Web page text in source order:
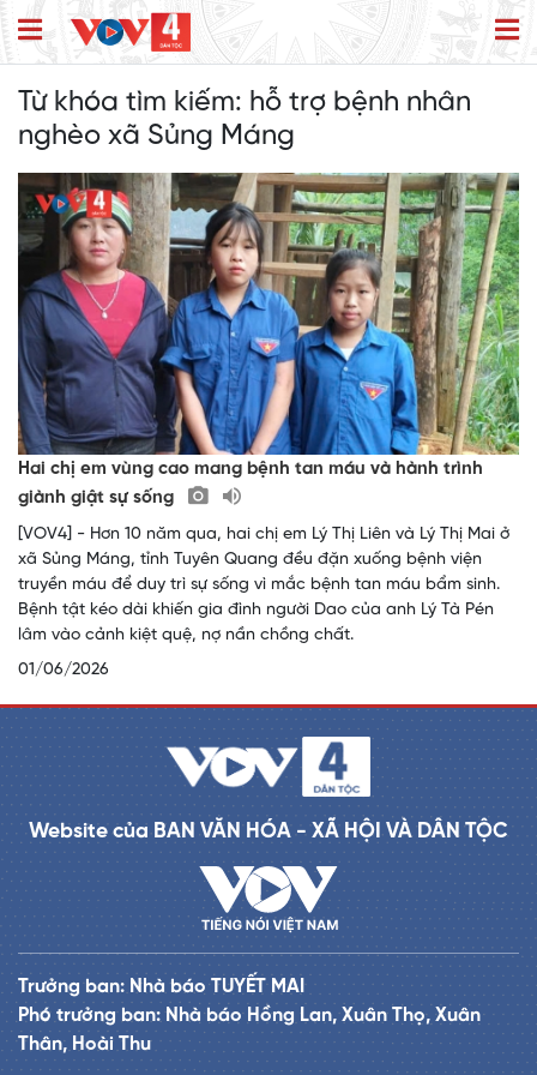
Từ khóa tìm kiếm: hỗ trợ bệnh nhân
nghèo xã Sủng Máng
Hai chị em vùng cao mang bệnh tan máu và hành trình
giành giật sự sống
[VOV4] - Hơn 10 năm qua, hai chị em Lý Thị Liên và Lý Thị Mai ở
xã Sủng Máng, tỉnh Tuyên Quang đều đặn xuống bệnh viện
truyền máu để duy trì sự sống vì mắc bệnh tan máu bẩm sinh.
Bệnh tật kéo dài khiến gia đình người Dao của anh Lý Tà Pén
lâm vào cảnh kiệt quệ, nợ nần chồng chất.
01/06/2026
Website của BAN VĂN HÓA - XÃ HỘI VÀ DÂN TỘC
Trưởng ban: Nhà báo TUYẾT MAI
Phó trưởng ban: Nhà báo Hồng Lan, Xuân Thọ, Xuân
Thân, Hoài Thu